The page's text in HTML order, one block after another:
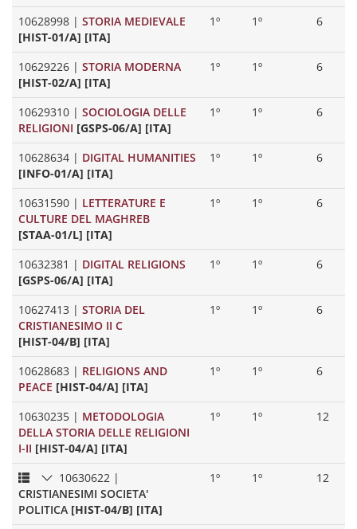
10628998 | STORIA MEDIEVALE
[HIST-01/A] [ITA]
1º 1º 6
10629226 | STORIA MODERNA
[HIST-02/A] [ITA]
1º 1º 6
10629310 | SOCIOLOGIA DELLE
RELIGIONI [GSPS-06/A] [ITA]
1º 1º 6
10628634 | DIGITAL HUMANITIES
[INFO-01/A] [ITA]
1º 1º 6
10631590 | LETTERATURE E
CULTURE DEL MAGHREB
[STAA-01/L] [ITA]
1º 1º 6
10632381 | DIGITAL RELIGIONS
[GSPS-06/A] [ITA]
1º 1º 6
10627413 | STORIA DEL
CRISTIANESIMO II C
[HIST-04/B] [ITA]
1º 1º 6
10628683 | RELIGIONS AND
PEACE [HIST-04/A] [ITA]
1º 1º 6
10630235 | METODOLOGIA
DELLA STORIA DELLE RELIGIONI
I-II [HIST-04/A] [ITA]
1º 1º 12
10630622 |
CRISTIANESIMI SOCIETA'
POLITICA [HIST-04/B] [ITA]
1º 1º 12